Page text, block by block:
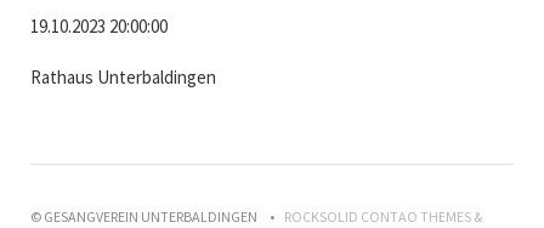
19.10.2023 20:00:00
Rathaus Unterbaldingen
© GESANGVEREIN UNTERBALDINGEN
ROCKSOLID CONTAO THEMES &